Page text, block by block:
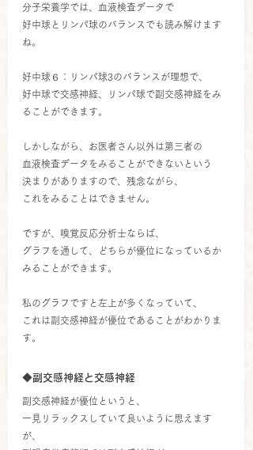
分子栄養学では、血液検査データで
好中球とリンパ球のバランスでも読み解けます
ね。
好中球６：リンパ球3のバランスが理想で、
好中球で交感神経、リンパ球で副交感神経をみ
ることができます。
しかしながら、お医者さん以外は第三者の
血液検査データをみることができないという
決まりがありますので、残念ながら、
これをみることはできません。
ですが、嗅覚反応分析士ならば、
グラフを通して、どちらが優位になっているか
みることができます。
私のグラフですと左上が多くなっていて、
これは副交感神経が優位であることがわかりま
す。
◆副交感神経と交感神経
副交感神経が優位というと、
一見リラックスしていて良いように思えます
が、